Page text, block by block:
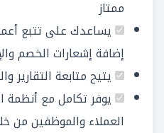
ممتاز
يساعدك على تتبع
إضافة إشعارات الخصم
يتيح متابعة التقارير
يوفر تكامل مع أنظمة
العملاء والموظفين من